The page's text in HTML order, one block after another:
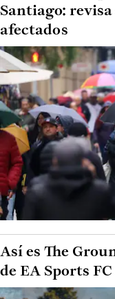
Santiago:
afectados
Así es The
de EA Sports FC